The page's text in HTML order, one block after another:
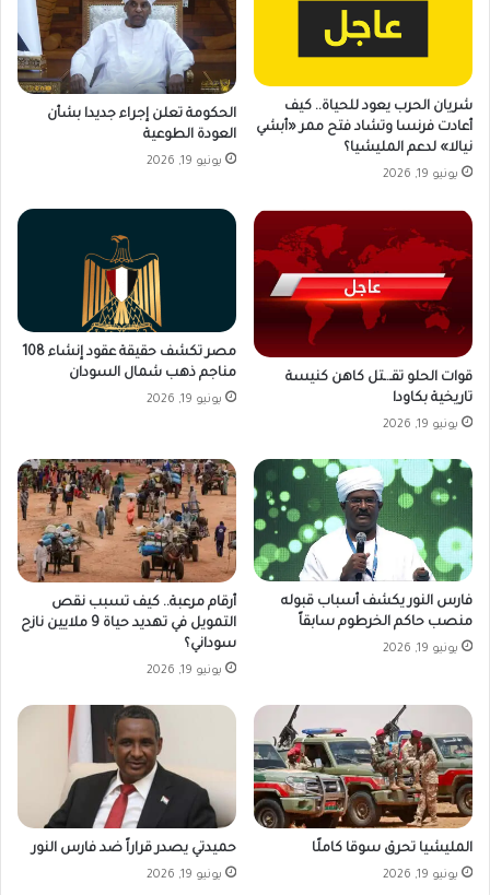
شريان الحرب يعود للحياة.. كيف
أعادت فرنسا وتشاد فتح ممر «أبشي
نيالا» لدعم المليشيا؟
يونيو 19, 2026
الحكومة تعلن إجراء جديدا بشأن
العودة الطوعية
يونيو 19, 2026
قوات الحلو تقـ.ـتل كاهن كنيسة
تاريخية بكاودا
يونيو 19, 2026
مصر تكشف حقيقة عقود إنشاء 108
مناجم ذهب شمال السودان
يونيو 19, 2026
فارس النور يكشف أسباب قبوله
منصب حاكم الخرطوم سابقاً
يونيو 19, 2026
أرقام مرعبة.. كيف تسبب نقص
التمويل في تهديد حياة 9 ملايين نازح
سوداني؟
يونيو 19, 2026
المليشيا تحرق سوقا كاملًا
يونيو 19, 2026
حميدتي يصدر قراراً ضد فارس النور
يونيو 19, 2026